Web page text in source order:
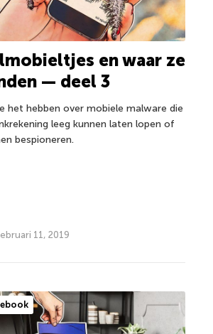
en waar ze
— deel 3
het hebben over mobiele malware die
leeg kunnen laten lopen of
bespioneren.
11, 2019